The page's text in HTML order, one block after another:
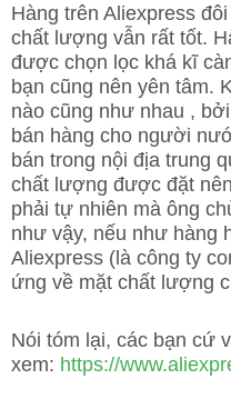
Hàng trên Aliexpress
chất lượng vẫn rất tốt.
được chọn lọc khá kĩ
bạn cũng nên yên tâm.
nào cũng như nhau ,
bán hàng cho người
bán trong nội địa trung
chất lượng được đặt
phải tự nhiên mà ông
như vậy, nếu như hàng
Aliexpress (là công ty
ứng về mặt chất lượng
Nói tóm lại, các bạn cứ
xem: https://